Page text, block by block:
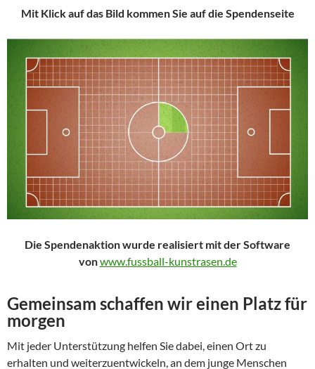
Mit Klick auf das Bild kommen Sie auf die Spendenseite
Die Spendenaktion wurde realisiert mit der Software
vonwww.fussball-kunstrasen.de
Gemeinsam schaffen wir einen Platz für
morgen
Mit jeder Unterstützung helfen Sie dabei, einen Ort zu
erhalten und weiterzuentwickeln, an dem junge Menschen